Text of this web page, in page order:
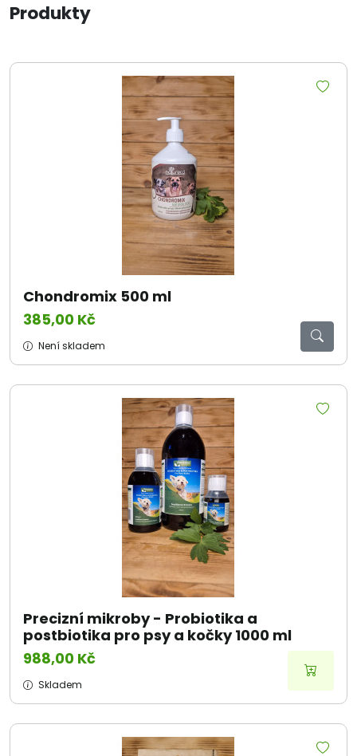
Produkty
Chondromix 500 ml
385,00 Kč
Není skladem
Precizní mikroby - Probiotika a
postbiotika pro psy a kočky 1000 ml
988,00 Kč
Skladem